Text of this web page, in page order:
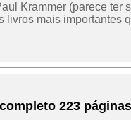
Krammer (parece ter
livros mais importantes
223 páginas